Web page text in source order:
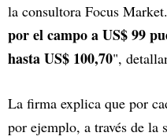
la consultora Focus
por el campo a US$ 99
hasta US$ 100,70",
La firma explica que por
por ejemplo, a través de la